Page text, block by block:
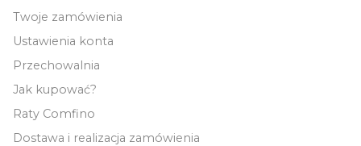
Twoje zamówienia
Ustawienia konta
Przechowalnia
Jak kupować?
Raty Comfino
Dostawa i realizacja zamówienia